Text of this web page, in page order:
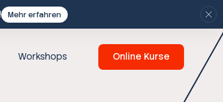
Mehr erfahren
Workshops Online Kurse